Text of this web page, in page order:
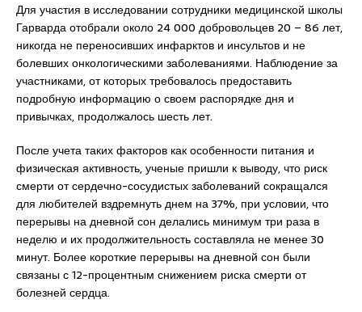
Для участия в исследовании сотрудники медицинской школы
Гарварда отобрали около 24 000 добровольцев 20 – 86 лет,
никогда не переносивших инфарктов и инсультов и не
болевших онкологическими заболеваниями. Наблюдение за
участниками, от которых требовалось предоставить
подробную информацию о своем распорядке дня и
привычках, продолжалось шесть лет.
После учета таких факторов как особенности питания и
физическая активность, ученые пришли к выводу, что риск
смерти от сердечно-сосудистых заболеваний сокращался
для любителей вздремнуть днем на 37%, при условии, что
перерывы на дневной сон делались минимум три раза в
неделю и их продолжительность составляла не менее 30
минут. Более короткие перерывы на дневной сон были
связаны с 12-процентным снижением риска смерти от
болезней сердца.